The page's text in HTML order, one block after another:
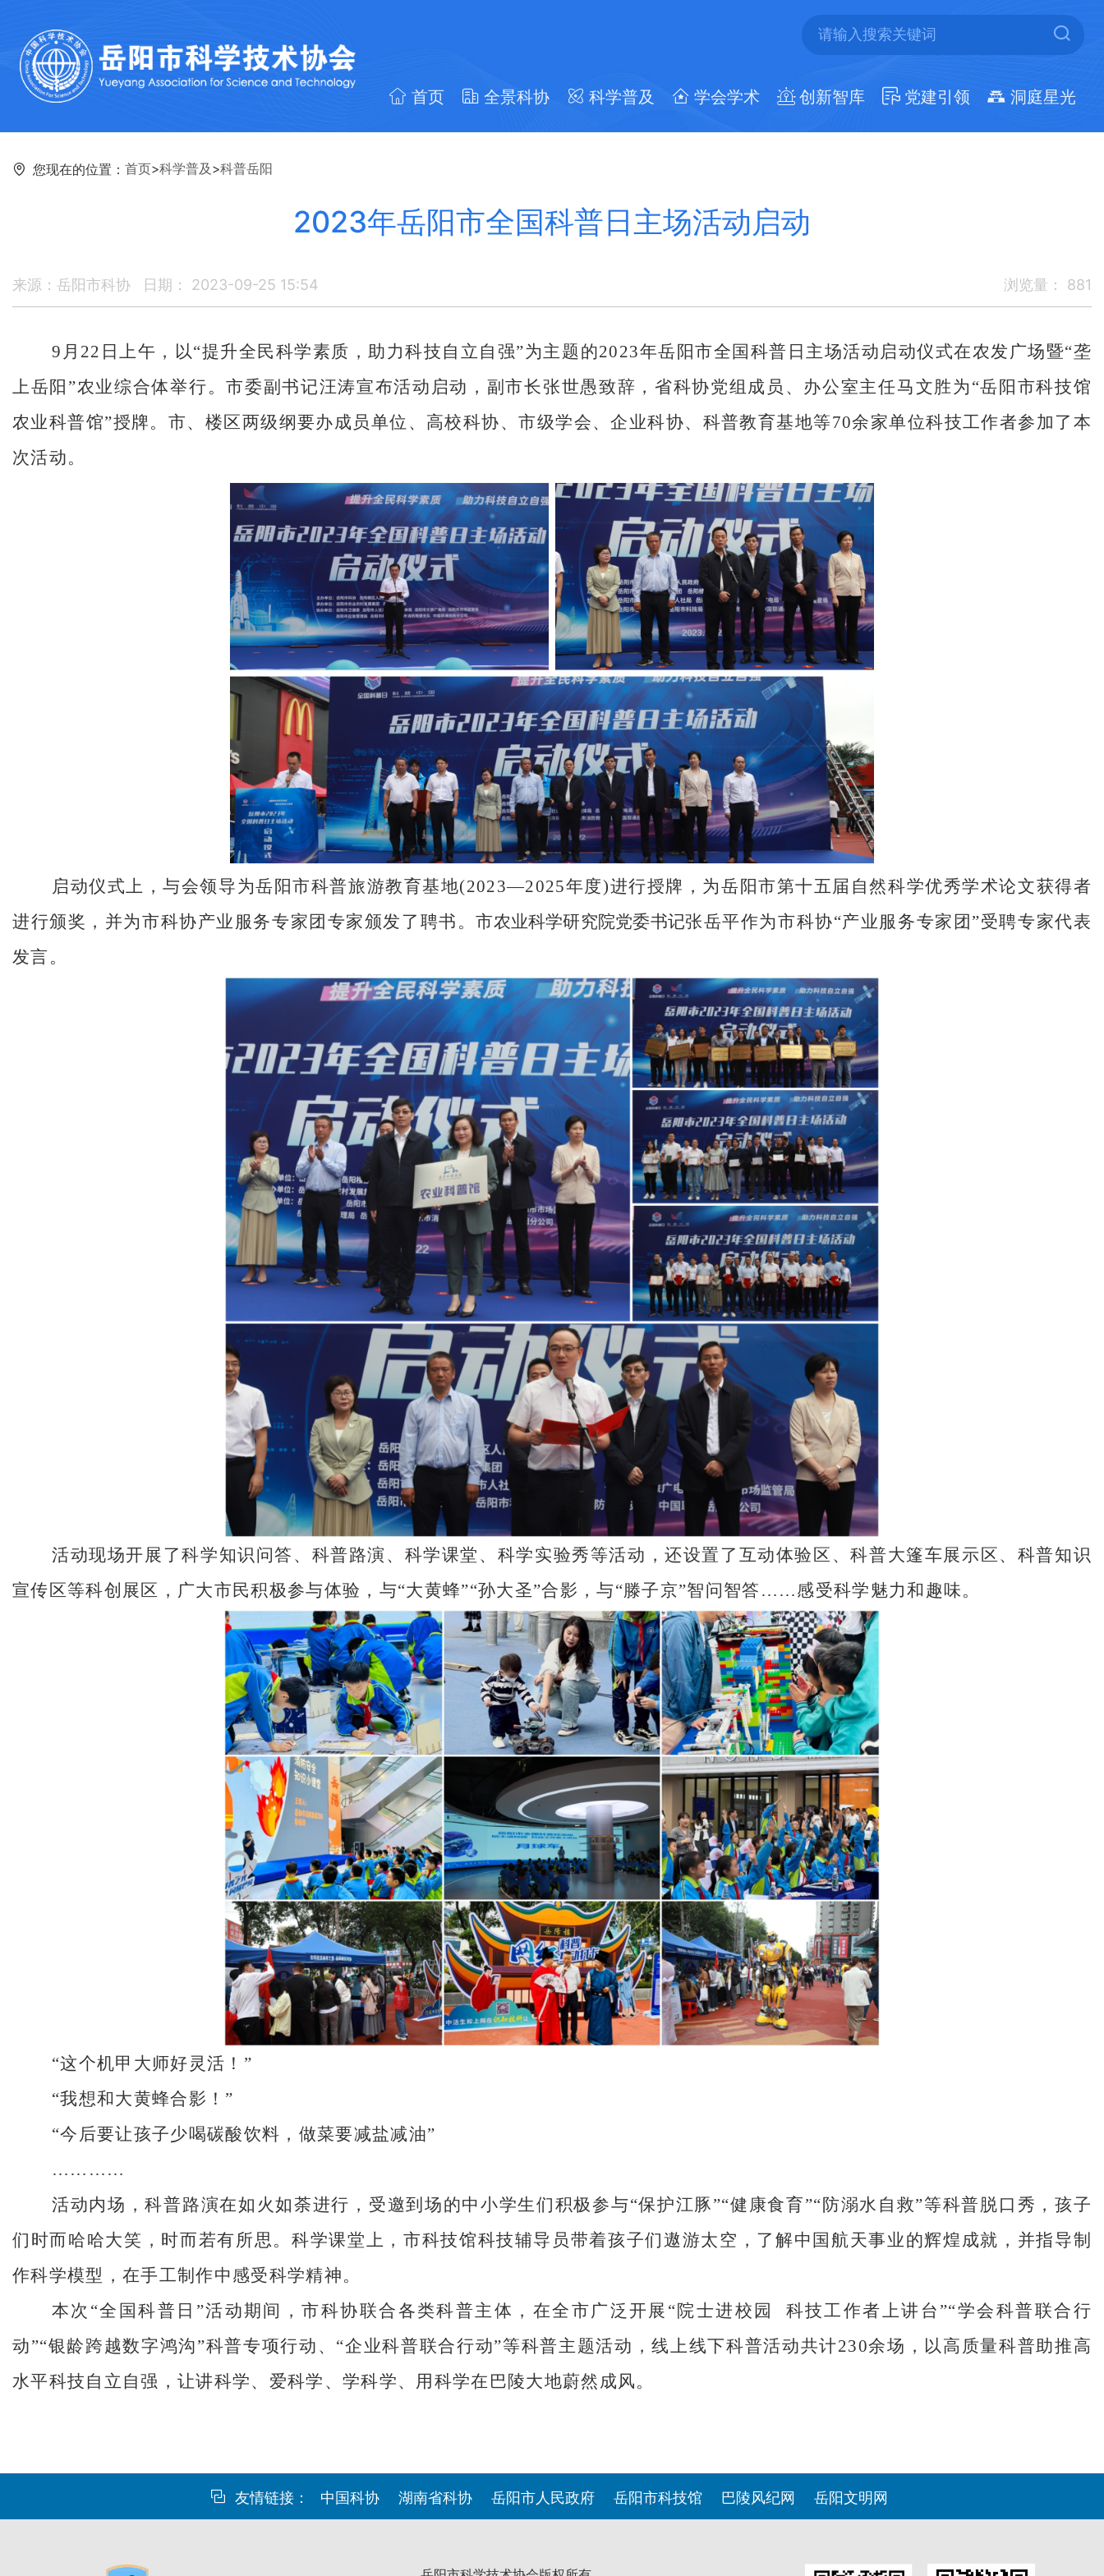
首页 全景科协 科学普及 学会学术 创新智库 党建引领 洞庭星光
您现在的位置： 首页>科学普及 >科普岳阳
2023年岳阳市全国科普日主场活动启动
来源：岳阳市科协 日期： 2023-09-25 15:54 浏览量： 881
9月22日上午，以“提升全民科学素质，助力科技自立自强”为主题的2023年岳阳市全国科普日主场活动启动仪式在农发广场暨“垄
上岳阳”农业综合体举行。市委副书记汪涛宣布活动启动，副市长张世愚致辞，省科协党组成员、办公室主任马文胜为“岳阳市科技馆
农业科普馆”授牌。市、楼区两级纲要办成员单位、高校科协、市级学会、企业科协、科普教育基地等70余家单位科技工作者参加了本
次活动。
启动仪式上，与会领导为岳阳市科普旅游教育基地(2023—2025年度)进行授牌，为岳阳市第十五届自然科学优秀学术论文获得者
进行颁奖，并为市科协产业服务专家团专家颁发了聘书。市农业科学研究院党委书记张岳平作为市科协“产业服务专家团”受聘专家代表
发言。
活动现场开展了科学知识问答、科普路演、科学课堂、科学实验秀等活动，还设置了互动体验区、科普大篷车展示区、科普知识
宣传区等科创展区，广大市民积极参与体验，与“大黄蜂”“孙大圣”合影，与“滕子京”智问智答……感受科学魅力和趣味。
“这个机甲大师好灵活！”
“我想和大黄蜂合影！”
“今后要让孩子少喝碳酸饮料，做菜要减盐减油”
…………
活动内场，科普路演在如火如荼进行，受邀到场的中小学生们积极参与“保护江豚”“健康食育”“防溺水自救”等科普脱口秀，孩子
们时而哈哈大笑，时而若有所思。科学课堂上，市科技馆科技辅导员带着孩子们遨游太空，了解中国航天事业的辉煌成就，并指导制
作科学模型，在手工制作中感受科学精神。
本次“全国科普日”活动期间，市科协联合各类科普主体，在全市广泛开展“院士进校园 科技工作者上讲台”“学会科普联合行
动”“银龄跨越数字鸿沟”科普专项行动、“企业科普联合行动”等科普主题活动，线上线下科普活动共计230余场，以高质量科普助推高
水平科技自立自强，让讲科学、爱科学、学科学、用科学在巴陵大地蔚然成风。
友情链接： 中国科协 湖南省科协 岳阳市人民政府 岳阳市科技馆 巴陵风纪网 岳阳文明网